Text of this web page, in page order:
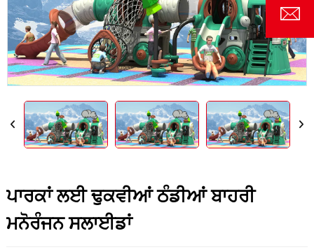
ਪਾਰਕਾਂ ਲਈ ਢੁਕਵੀਆਂ ਠੰਡੀਆਂ ਬਾਹਰੀ
ਮਨੋਰੰਜਨ ਸਲਾਈਡਾਂ